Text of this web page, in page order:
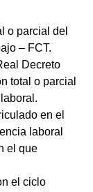
o parcial del
– FCT.
Decreto
total o parcial
en el
laboral
el que
el ciclo